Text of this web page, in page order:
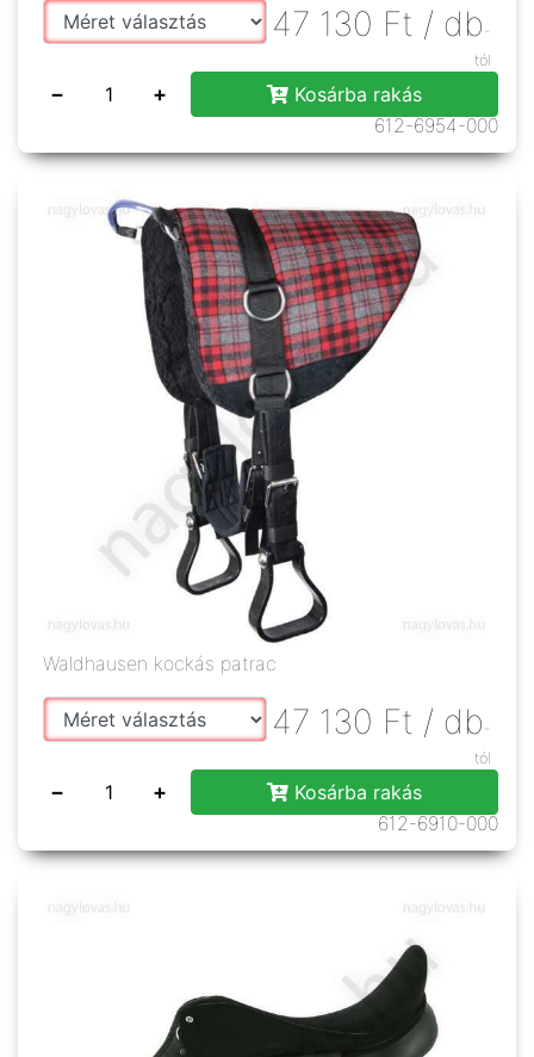
47 130 Ft / db -
tól
− +
Kosárba rakás
612-6954-000
Waldhausen kockás patrac
47 130 Ft / db -
tól
− +
Kosárba rakás
612-6910-000